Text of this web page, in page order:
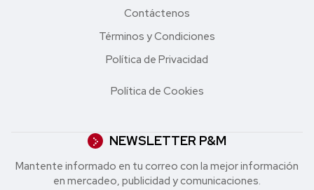
Contáctenos
Términos y Condiciones
Política de Privacidad
Política de Cookies
NEWSLETTER P&M
Mantente informado en tu correo con la mejor in formación
en mercadeo, publicidad y comunicaciones.